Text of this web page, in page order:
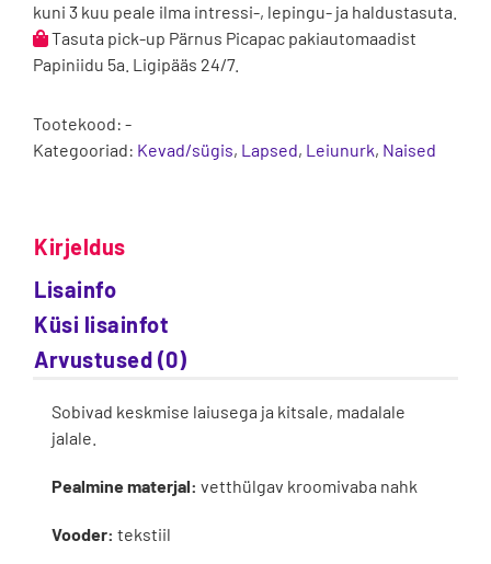
kuni 3 kuu peale ilma intressi-, lepingu- ja haldustasuta.
Tasuta pick-up Pärnus Picapac pakiautomaadist
Papiniidu 5a. Ligipääs 24/7.
Tootekood: -
Kategooriad: Kevad/sügis, Lapsed, Leiunurk, Naised
Kirjeldus
Lisainfo
Küsi lisainfot
Arvustused (0)
Sobivad keskmise laiusega ja kitsale, madalale
jalale.
Pealmine materjal: vetthülgav kroomivaba nahk
Vooder: tekstiil